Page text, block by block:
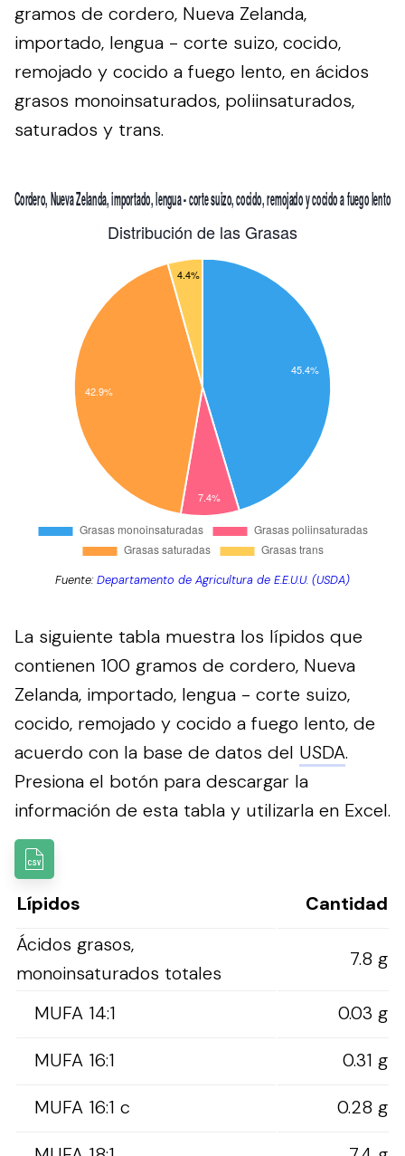
gramos de cordero, Nueva Zelanda,
importado, lengua - corte suizo, cocido,
remojado y cocido a fuego lento, en ácidos
grasos monoinsaturados, poliinsaturados,
saturados y trans.
Fuente:Departamento de Agricultura de E.E.U.U. (USDA)
La siguiente tabla muestra los lípidos que
contienen 100 gramos de cordero, Nueva
Zelanda, importado, lengua - corte suizo,
cocido, remojado y cocido a fuego lento, de
acuerdo con la base de datos del USDA.
Presiona el botón para descargar la
información de esta tabla y utilizarla en Excel.
Lípidos
Cantidad
Ácidos grasos,
monoinsaturados totales
7.8 g
MUFA 14:1
0.03 g
MUFA 16:1
0.31 g
MUFA 16:1 c
0.28 g